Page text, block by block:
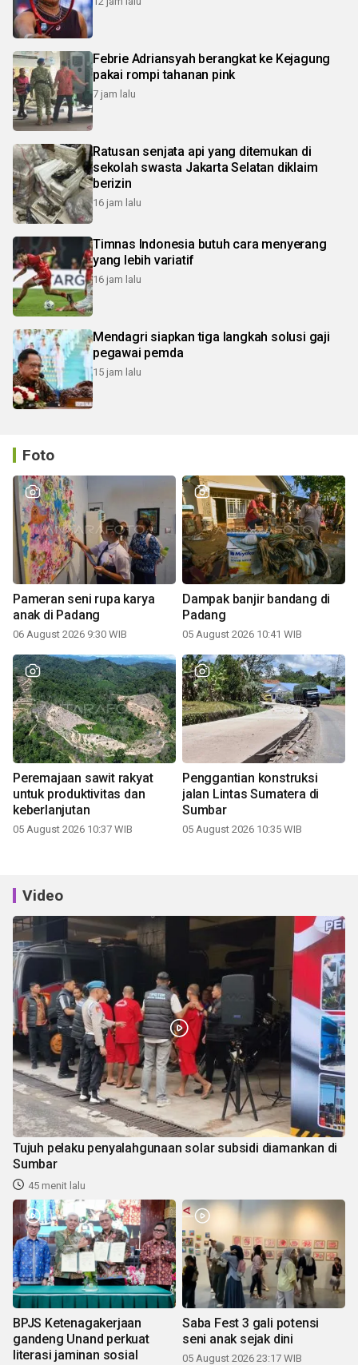
Febrie Adriansyah berangkat ke Kejagung
pakai rompi tahanan pink
7 jam lalu
Ratusan senjata api yang ditemukan di
sekolah swasta Jakarta Selatan diklaim
berizin
16 jam lalu
Timnas Indonesia butuh cara menyerang
yang lebih variatif
16 jam lalu
Mendagri siapkan tiga langkah solusi gaji
pegawai pemda
15 jam lalu
Foto
Pameran seni rupa karya
anak di Padang
06 August 2026 9:30 WIB
Dampak banjir bandang di
Padang
05 August 2026 10:41 WIB
Peremajaan sawit rakyat
untuk produktivitas dan
keberlanjutan
05 August 2026 10:37 WIB
Penggantian konstruksi
jalan Lintas Sumatera di
Sumbar
05 August 2026 10:35 WIB
Video
Tujuh pelaku penyalahgunaan solar subsidi diamankan di
Sumbar
45 menit lalu
BPJS Ketenagakerjaan
gandeng Unand perkuat
literasi jaminan sosial
Saba Fest 3 gali potensi
seni anak sejak dini
05 August 2026 23:17 WIB